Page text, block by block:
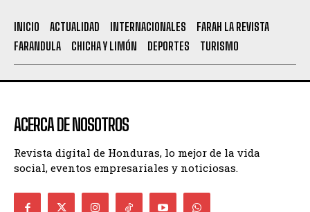
INICIO ACTUALIDAD INTERNACIONALES
FARAH LA REVISTA
FARANDULA
CHICHA Y LIMÓN DEPORTES TURISMO
ACERCA DE NOSOTROS
Revista digital de Honduras, lo mejor de la vida
social, eventos empresariales y noticiosas.